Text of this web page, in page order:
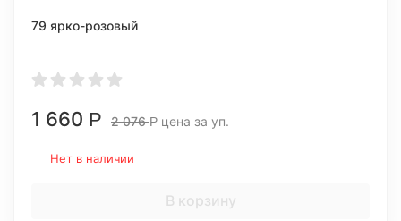
79 ярко-розовый
1 660 Р 2 076Р цена за уп.
Нет в наличии
В корзину